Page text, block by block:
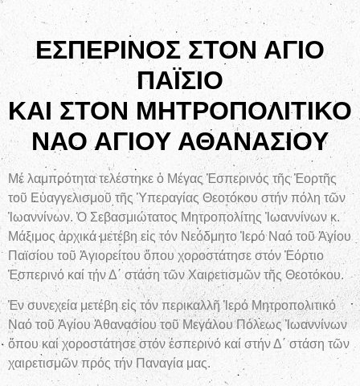
ΕΣΠΕΡΙΝΟΣ ΣΤΟΝ ΑΓΙΟ
ΠΑΪΣΙΟ
ΚΑΙ ΣΤΟΝ ΜΗΤΡΟΠΟΛΙΤΙΚΟ
ΝΑΟ ΑΓΙΟΥ ΑΘΑΝΑΣΙΟΥ
Μέ λαμπρότητα τελέστηκε ὁ Μέγας Ἑσπερινός τῆς Ἑορτῆς
τοῦ Εὐαγγελισμοῦ τῆς Ὑπεραγίας Θεοτόκου στήν πόλη τῶν
Ἰωαννίνων. Ὁ Σεβασμιώτατος Μητροπολίτης Ἰωαννίνων κ.
Μάξιμος ἀρχικά μετέβη εἰς τόν Νεόδμητο Ἱερό Ναό τοῦ Ἁγίου
Παϊσίου τοῦ Ἁγιορείτου ὅπου χοροστάτησε στόν Ἐόρτιο
Ἑσπερινό καί τήν Δ΄ στάση τῶν Χαιρετισμῶν τῆς Θεοτόκου.
Ἐν συνεχεία μετέβη εἰς τόν περικαλλῆ Ἱερό Μητροπολιτικό
Ναό τοῦ Ἁγίου Ἀθανασίου τοῦ Μεγάλου Πόλεως Ἰωαννίνων
ὅπου καί χοροστάτησε στόν ἑσπερινό καί στήν Δ΄ στάση τῶν
χαιρετισμῶν πρός τήν Παναγία μας.